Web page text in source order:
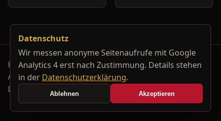
richtige ist. Es scheint
einfach drauf los
gedreht hat ohne
irgendetwa
gefährliche
(José Gómez Parcero)
erneut seinem blutigen
Horrorfilm-Reviews, Serienkiller-Profile und Genre-
Archiv.
Datenschutzerklärung
Kontakt
Cookie-Einstellungen
Datenschutz
Wir messen anonyme Seitenaufrufe mit Google
Analytics 4 erst nach Zustimmung. Details stehen
in der Datenschutzerklärung.
Ablehnen Akzeptieren